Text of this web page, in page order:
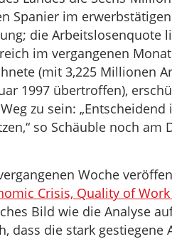
Spanier im
die Arbeitslosenquote
im vergangenen
(mit 3,225 Millionen
1997 übertroffen),
zu sein: „Entscheidend
so Schäuble noch am
Woche
Crisis, Quality of
Bild wie die Analyse
dass die stark